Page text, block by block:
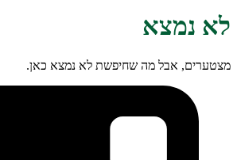
לא נמצא
מצטערים, אבל מה שחיפשת לא נמצא כאן.